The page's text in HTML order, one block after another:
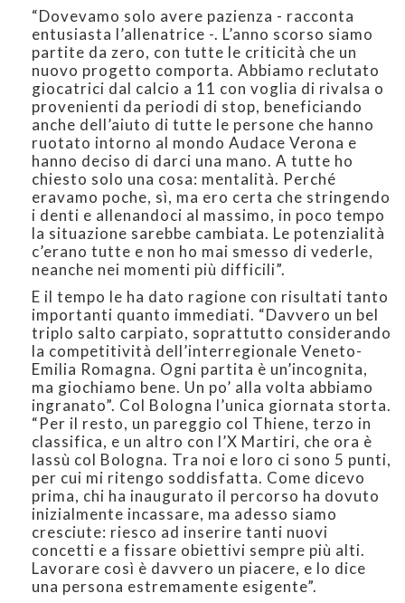
“Dovevamo solo avere pazienza - racconta
entusiasta l’allenatrice -. L’anno scorso siamo
partite da zero, con tutte le criticità che un
nuovo progetto comporta. Abbiamo reclutato
giocatrici dal calcio a 11 con voglia di rivalsa o
provenienti da periodi di stop, beneficiando
anche dell’aiuto di tutte le persone che hanno
ruotato intorno al mondo Audace Verona e
hanno deciso di darci una mano. A tutte ho
chiesto solo una cosa: mentalità. Perché
eravamo poche, sì, ma ero certa che stringendo
i denti e allenandoci al massimo, in poco tempo
la situazione sarebbe cambiata. Le potenzialità
c’erano tutte e non ho mai smesso di vederle,
neanche nei momenti più difficili”.
E il tempo le ha dato ragione con risultati tanto
importanti quanto immediati. “Davvero un bel
triplo salto carpiato, soprattutto considerando
la competitività dell’interregionale Veneto-
Emilia Romagna. Ogni partita è un’incognita,
ma giochiamo bene. Un po’ alla volta abbiamo
ingranato”. Col Bologna l’unica giornata storta.
“Per il resto, un pareggio col Thiene, terzo in
classifica, e un altro con l’X Martiri, che ora è
lassù col Bologna. Tra noi e loro ci sono 5 punti,
per cui mi ritengo soddisfatta. Come dicevo
prima, chi ha inaugurato il percorso ha dovuto
inizialmente incassare, ma adesso siamo
cresciute: riesco ad inserire tanti nuovi
concetti e a fissare obiettivi sempre più alti.
Lavorare così è davvero un piacere, e lo dice
una persona estremamente esigente”.